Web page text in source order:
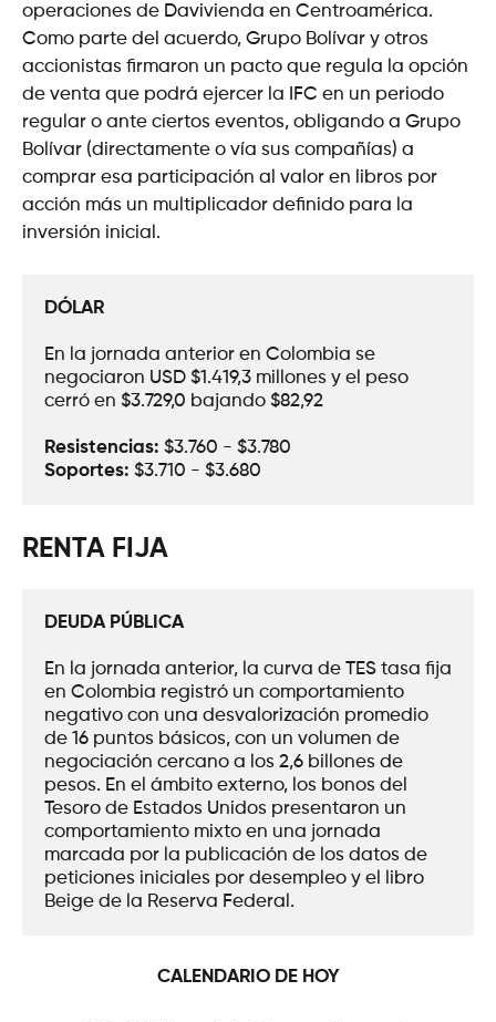
operaciones de Davivienda en Centroamérica.
Como parte del acuerdo, Grupo Bolívar y otros
accionistas firmaron un pacto que regula la opción
de venta que podrá ejercer la IFC en un periodo
regular o ante ciertos eventos, obligando a Grupo
Bolívar (directamente o vía sus compañías) a
comprar esa participación al valor en libros por
acción más un multiplicador definido para la
inversión inicial.
DÓLAR
En la jornada anterior en Colombia se
negociaron USD $1.419,3 millones y el peso
cerró en $3.729,0 bajando $82,92
Resistencias: $3.760 - $3.780
Soportes: $3.710 - $3.680
RENTA FIJA
DEUDA PÚBLICA
En la jornada anterior, la curva de TES tasa fija
en Colombia registró un comportamiento
negativo con una desvalorización promedio
de 16 puntos básicos, con un volumen de
negociación cercano a los 2,6 billones de
pesos. En el ámbito externo, los bonos del
Tesoro de Estados Unidos presentaron un
comportamiento mixto en una jornada
marcada por la publicación de los datos de
peticiones iniciales por desempleo y el libro
Beige de la Reserva Federal.
CALENDARIO DE HOY